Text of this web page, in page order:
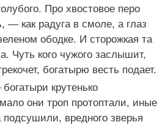
Про хвостовое перо
— как радуга в смоле, а глаз
ободке. И сторожкая та
Чуть кого чужого заслышит,
богатырю весть подает.
крутенько
они троп протоптали, иные
подсушили, вредного зверья